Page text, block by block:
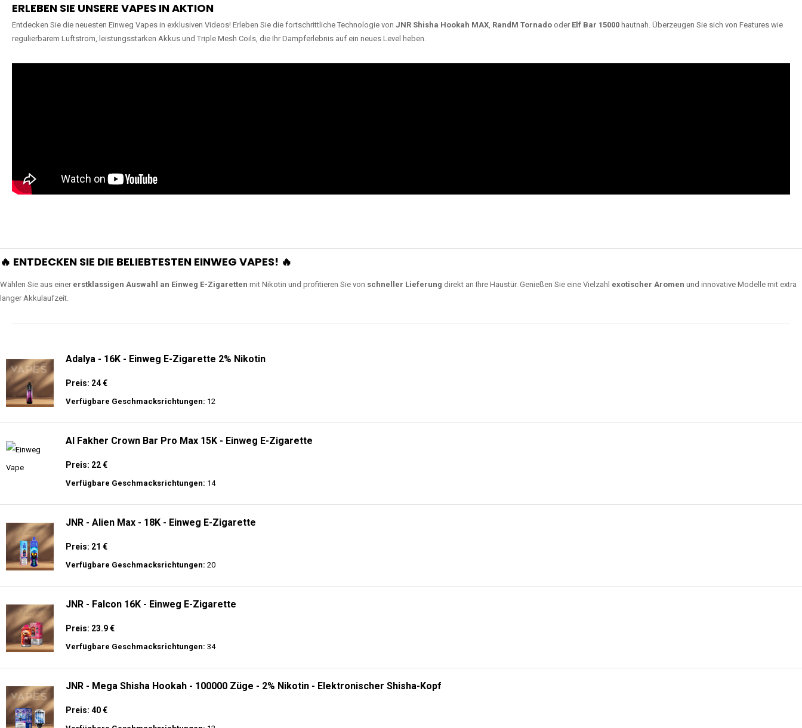
ERLEBEN SIE UNSERE VAPES IN AKTION
Entdecken Sie die neuesten Einweg Vapes in exklusiven Videos! Erleben Sie die fortschrittliche Technologie von JNR Shisha Hookah MAX, RandM Tornado oder Elf Bar 15000 hautnah. Überzeugen Sie sich von Features wie
regulierbarem Luftstrom, leistungsstarken Akkus und Triple Mesh Coils, die Ihr Dampferlebnis auf ein neues Level heben.
🔥 ENTDECKEN SIE DIE BELIEBTESTEN EINWEG VAPES! 🔥
Wählen Sie aus einer erstklassigen Auswahl an Einweg E-Zigaretten mit Nikotin und profitieren Sie von schneller Lieferung direkt an Ihre Haustür. Genießen Sie eine Vielzahl exotischer Aromen und innovative Modelle mit extra
langer Akkulaufzeit.
Adalya - 16K - Einweg E-Zigarette 2% Nikotin
Preis: 24 €
Verfügbare Geschmacksrichtungen: 12
Al Fakher Crown Bar Pro Max 15K - Einweg E-Zigarette
Preis: 22 €
Verfügbare Geschmacksrichtungen: 14
JNR - Alien Max - 18K - Einweg E-Zigarette
Preis: 21 €
Verfügbare Geschmacksrichtungen: 20
JNR - Falcon 16K - Einweg E-Zigarette
Preis: 23.9 €
Verfügbare Geschmacksrichtungen: 34
JNR - Mega Shisha Hookah - 100000 Züge - 2% Nikotin - Elektronischer Shisha-Kopf
Preis: 40 €